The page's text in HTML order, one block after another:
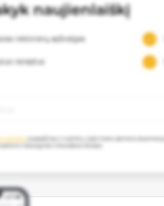
naujienlaiškį
restoranų apžvalgas
receptus
politika